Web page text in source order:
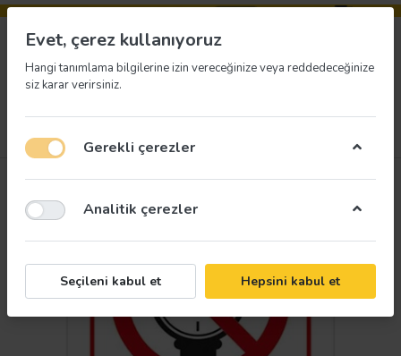
Evet, çerez kullanıyoruz
Hangi tanımlama bilgilerine izin vereceğinize veya reddedeceğinize
siz karar verirsiniz.
Gerekli çerezler
Analitik çerezler
Seçileni kabul et Hepsini kabul et